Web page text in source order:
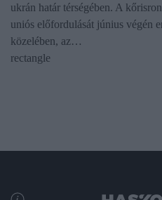
ukrán határ térségében. A
uniós előfordulását június végén
közelében, az…
rectangle